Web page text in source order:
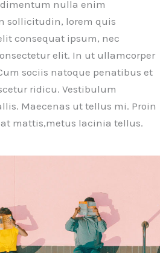
nulla enim
sollicitudin, lorem quis
consequat ipsum, nec
elit. In ut ullamcorper
sociis natoque penatibus et
ridicu. Vestibulum
Maecenas ut tellus mi. Proin
mattis,metus lacinia tellus.